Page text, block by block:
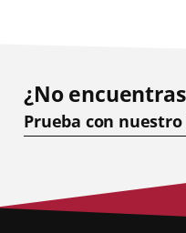
¿No
Prueba con